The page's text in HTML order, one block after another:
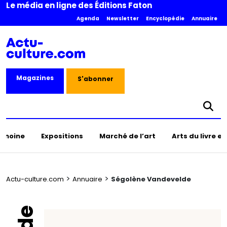
Le média en ligne des Éditions Faton
Agenda Newsletter Encyclopédie Annuaire
Magazines S'abonner
Expositions Marché de l’art Arts du livre
Actu-culture.com > Annuaire > Ségolène Vandevelde